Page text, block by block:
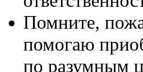
Помните,
помогаю
по разумным